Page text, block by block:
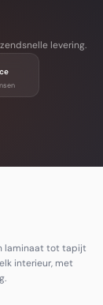
levering.
laminaat tot tapijt
interieur, met